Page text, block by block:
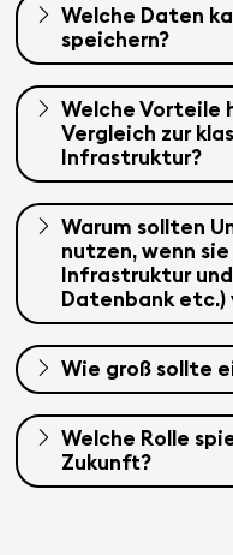
Welche Daten
speichern?
Welche Vorteile
Vergleich zur
Infrastruktur?
Warum sollten
nutzen, wenn
Infrastruktur und
Datenbank etc.)
Wie groß sollte
Welche Rolle
Zukunft?